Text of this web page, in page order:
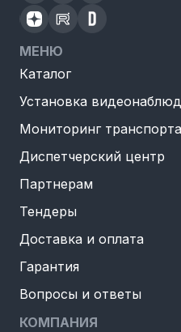
МЕНЮ
Каталог
Установка
Мониторинг транспорта
Диспетчерский центр
Партнерам
Тендеры
Доставка и оплата
Гарантия
Вопросы и ответы
КОМПАНИЯ